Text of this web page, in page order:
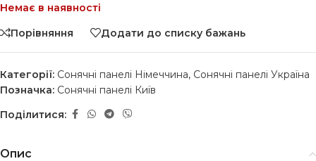
Немає в наявності
Порівняння
Додати до списку бажань
Категорії: Сонячні панелі Німеччина, Сонячні панелі Україна
Позначка: Сонячні панелі Київ
Поділитися:
Опис